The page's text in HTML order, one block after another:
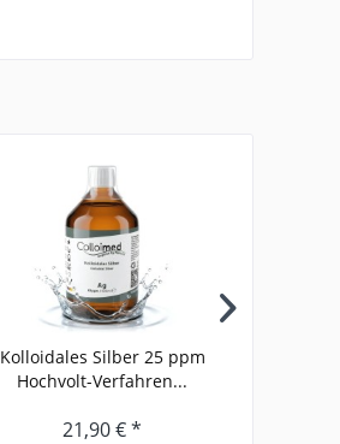
Kolloidales Silber 25 ppm
Hochvolt-Verfahren...
21,90 € *